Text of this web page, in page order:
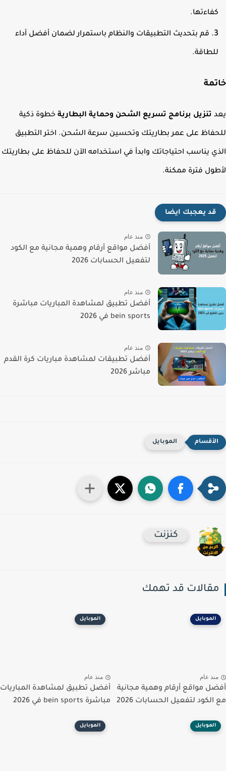
قم بتحديث التطبيقات والنظام باستمرار لضمان أفضل أداء
تنزيل برنامج تسريع الشحن وحماية البطاريةخطوة ذكية
على عمر بطاريتك وتحسين سرعة الشحن. اختر التطبيق
يناسب احتياجاتك وابدأ في استخدامه الآن للحفاظ على بطاريتك
فترة ممكنة.
قد يعجبك ايضا
منذ عام
أفضل مواقع أرقام وهمية مجانية مع الكود
لتفعيل الحسابات 2026
منذ عام
أفضل تطبيق لمشاهدة المباريات مباشرة
bein sports في 2026
منذ عام
أفضل تطبيقات لمشاهدة مباريات كرة القدم
مباشر 2026
الموبايل
كنزنت
قد تهمك
الموبايل
عام
مواقع أرقام وهمية مجانية
لتفعيل الحسابات 2026
الموبايل
منذ عام
أفضل تطبيق لمشاهدة المباريات
مباشرة bein sports في 2026
الموبايل الموبايل